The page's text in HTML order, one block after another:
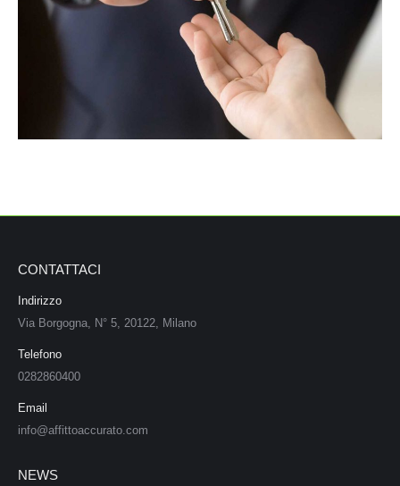
CONTATTACI
Indirizzo
Via Borgogna, N° 5, 20122, Milano
Telefono
0282860400
Email
info@affittoaccurato.com
NEWS